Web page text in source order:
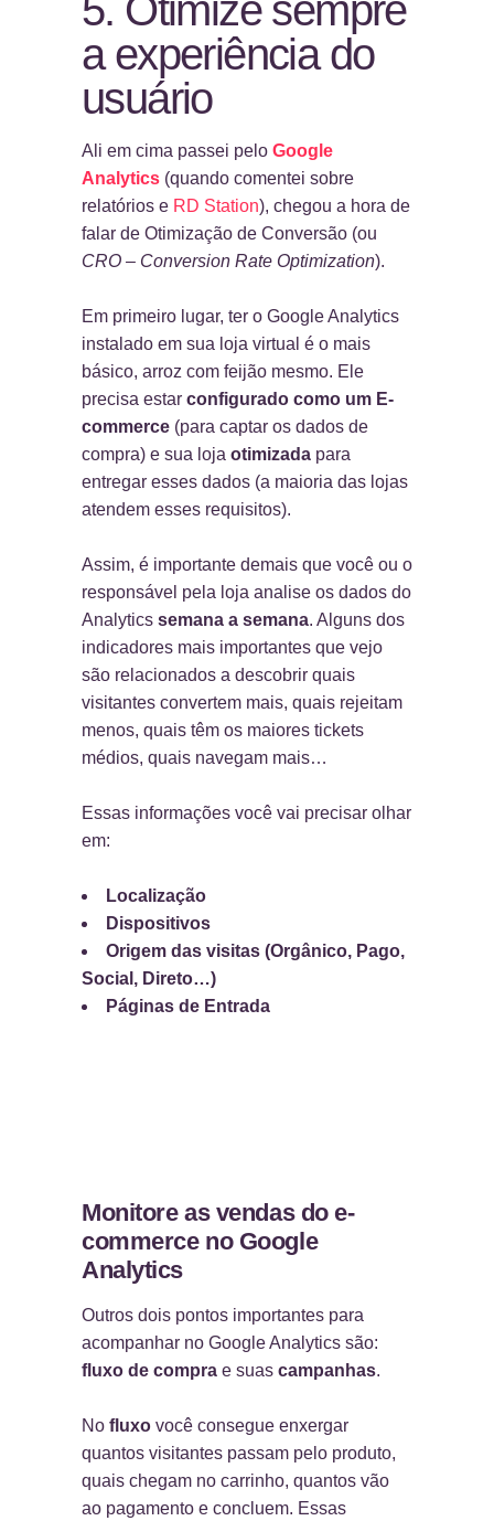
5. Otimize sempre
a experiência do
usuário
Ali em cima passei pelo Google
Analytics (quando comentei sobre
relatórios e RD Station), chegou a hora de
falar de Otimização de Conversão (ou
CRO – Conversion Rate Optimization).
Em primeiro lugar, ter o Google Analytics
instalado em sua loja virtual é o mais
básico, arroz com feijão mesmo. Ele
precisa estar configurado como um E-
commerce (para captar os dados de
compra) e sua loja otimizada para
entregar esses dados (a maioria das lojas
atendem esses requisitos).
Assim, é importante demais que você ou o
responsável pela loja analise os dados do
Analytics semana a semana. Alguns dos
indicadores mais importantes que vejo
são relacionados a descobrir quais
visitantes convertem mais, quais rejeitam
menos, quais têm os maiores tickets
médios, quais navegam mais…
Essas informações você vai precisar olhar
em:
Localização
Dispositivos
Origem das visitas (Orgânico, Pago,
Social, Direto…)
Páginas de Entrada
Monitore as vendas do e-
commerce no Google
Analytics
Outros dois pontos importantes para
acompanhar no Google Analytics são:
fluxo de compra e suas campanhas.
No fluxo você consegue enxergar
quantos visitantes passam pelo produto,
quais chegam no carrinho, quantos vão
ao pagamento e concluem. Essas